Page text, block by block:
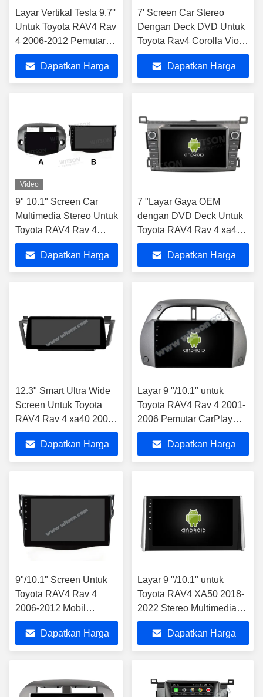
Layar Vertikal Tesla 9.7''
Untuk Toyota RAV4 Rav
4 2006-2012 Pemutar
Multimedia Mobil
AndroidDapatkan Harga
7' Screen Car Stereo
Dengan Deck DVD Untuk
Toyota Rav4 Corolla Vios
Hilux Terios Land Cruiser
100 Vanza Fortuner Prado
RunX
Dapatkan Harga
Video
9" 10.1" Screen Car
Multimedia Stereo Untuk
Toyota RAV4 Rav 4
2006-2012 GPS
CarPlay Player
Dapatkan Harga
7 "Layar Gaya OEM
dengan DVD Deck Untuk
Toyota RAV4 Rav 4 xa40
2012-2019 Android Car
Stereo
Dapatkan Harga
12.3" Smart Ultra Wide
Screen Untuk Toyota
RAV4 Rav 4 xa40 2002-
2019 Car Stereo Player
Dapatkan Harga
Layar 9 "/10.1" untuk
Toyota RAV4 Rav 4 2001-
2006 Pemutar CarPlay
GPS Stereo Multimedia
Mobil
Dapatkan Harga
9"/10.1" Screen Untuk
Toyota RAV4 Rav 4
2006-2012 Mobil
Multimedia Stereo
Dapatkan Harga
Layar 9 "/10.1" untuk
Toyota RAV4 XA50 2018-
2022 Stereo Multimedia
Mobil
Dapatkan Harga